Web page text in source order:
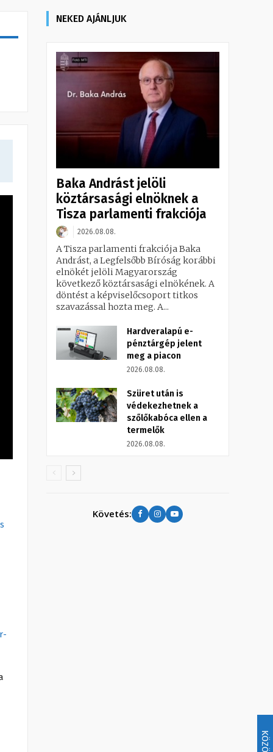
NEKED AJÁNLJUK
Baka Andrást jelöli
köztársasági elnöknek a
Tisza parlamenti frakciója
2026.08.08.
A Tisza parlamenti frakciója Baka
Andrást, a Legfelsőbb Bíróság korábbi
elnökét jelöli Magyarország
következő köztársasági elnökének. A
döntést a képviselőcsoport titkos
szavazással hozta meg. A...
Hardveralapú e-
pénztárgép jelent
meg a piacon
2026.08.08.
Szüret után is
védekezhetnek a
szőlőkabóca ellen a
termelők
2026.08.08.
Követés: